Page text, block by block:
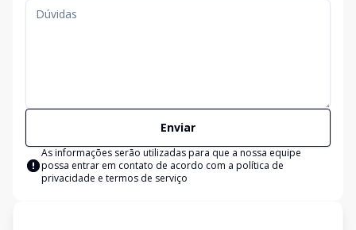
Enviar
As informações serão utilizadas para que a nossa equipe
possa entrar em contato de acordo com a política de
privacidade e termos de serviço